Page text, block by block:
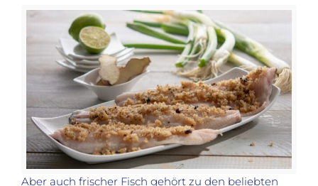
Aber auch frischer Fisch gehört zu den beliebten